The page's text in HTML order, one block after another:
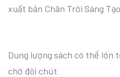
xuất bản Chân Trời Sáng Tạo
Dung lượng sách có thể lớn
chờ đôi chút